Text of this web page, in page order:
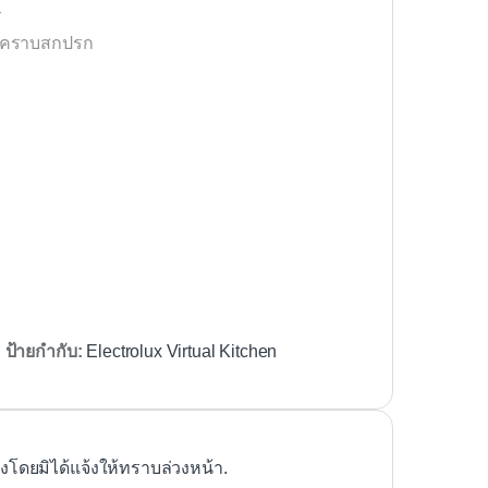
ราบสกปรก
ป้ายกำกับ: Electrolux Virtual Kitchen
โดยมิได้แจ้งให้ทราบล่วงหน้า.